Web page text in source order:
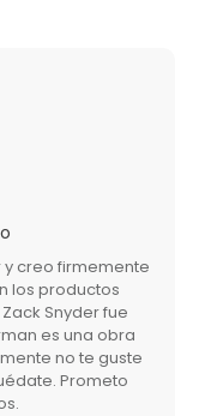
creo firmemente
los productos
Snyder fue
es una obra
no te guste
Prometo